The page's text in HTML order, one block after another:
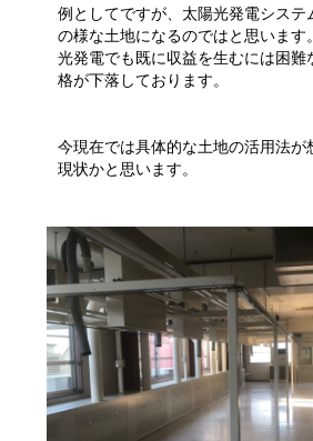
例としてですが、太陽光発電システ
の様な土地になるのではと思います
光発電でも既に収益を生むには困難
格が下落しております。
今現在では具体的な土地の活用法が
現状かと思います。